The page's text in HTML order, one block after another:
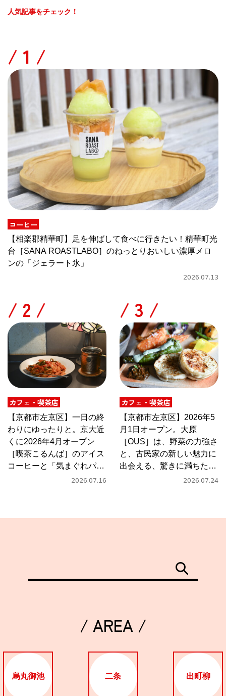
人気記事をチェック！
/
コーヒー
【相楽郡精華町】足を伸ばして食べに行きたい！精華町光
台［SANA ROASTLABO］のねっとりおいしい濃厚メロ
ンの「ジェラート氷」
2026.07.13
/
カフェ・喫茶店
【京都市左京区】一日の終
わりにゆったりと。京大近
くに2026年4月オープン
［喫茶こるんば］のアイス
コーヒーと「気まぐれパス
2026.07.16
/
カフェ・喫茶店
【京都市左京区】2026年5
月1日オープン。大原
［OUS］は、野菜の力強さ
と、古民家の新しい魅力に
出会える、驚きに満ちたカ
2026.07.24
/ AREA /
烏丸御池 二条 出町柳